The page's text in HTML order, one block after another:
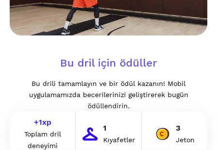
Bu dril için ödüller
Bu drili tamamlayın ve bir ödül kazanın! Mobil
uygulamamızda becerilerinizi geliştirerek bugün
ödüllendirin.
+1xp
Toplam dril
deneyimi
1
Kıyafetler
3
Jeton